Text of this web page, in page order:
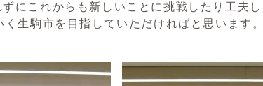
にこれからも新しいことに挑戦したり工夫
生駒市を目指していただければと思います。